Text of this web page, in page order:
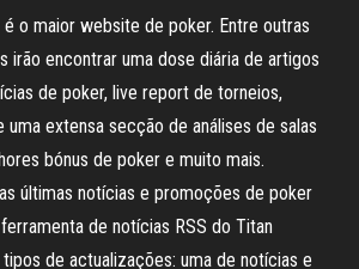
o maior website de poker. Entre outras
irão encontrar uma dose diária de artigos
de poker, live report de torneios,
uma extensa secção de análises de salas
bónus de poker e muito mais.
últimas notícias e promoções de poker
de notícias RSS do Titan
de actualizações: uma de notícias e